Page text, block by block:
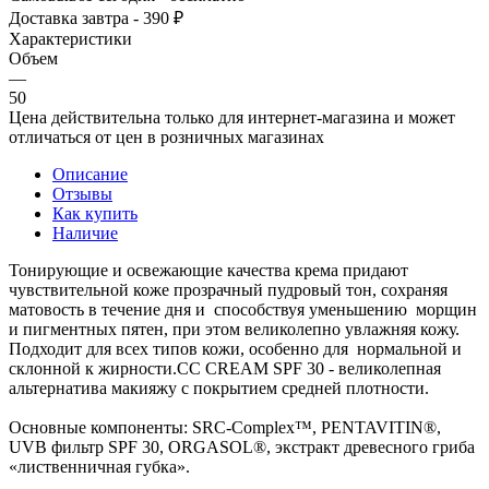
Доставка завтра - 390 ₽
Характеристики
Объем
—
50
Цена действительна только для интернет-магазина и может
отличаться от цен в розничных магазинах
Описание
Отзывы
Как купить
Наличие
Тонирующие и освежающие качества крема придают
чувствительной коже прозрачный пудровый тон, сохраняя
матовость в течение дня и способствуя уменьшению морщин
и пигментных пятен, при этом великолепно увлажняя кожу.
Подходит для всех типов кожи, особенно для нормальной и
склонной к жирности.CC CREAM SPF 30 - великолепная
альтернатива макияжу с покрытием средней плотности.
Основные компоненты: SRC-Complex™, PENTAVITIN®,
UVB фильтр SPF 30, ORGASOL®, экстракт древесного гриба
«лиственничная губка».